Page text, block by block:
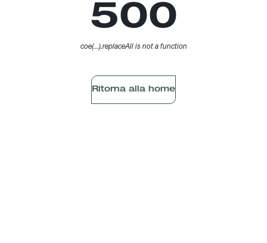
500
coe(...).replaceAll is not a function
Ritorna alla home